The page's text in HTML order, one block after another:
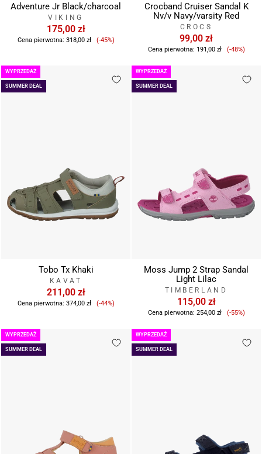
Adventure Jr Black/charcoal
VIKING
175,00 zł
Cena pierwotna: 318,00 zł
Cena
(-45%)
Crocband Cruiser Sandal K
Nv/v Navy/varsity Red
CROCS
99,00 zł
Cena pierwotna: 191,00 zł
Cena
(-48%)
SUMMER DEAL
WYPRZEDAŻ
Tobo Tx Khaki
KAVAT
211,00 zł
Cena pierwotna: 374,00 zł
Cena
(-44%)
SUMMER DEAL
WYPRZEDAŻ
Moss Jump 2 Strap Sandal
Light Lilac
TIMBERLAND
115,00 zł
Cena pierwotna: 254,00 zł
Cena
(-55%)
SUMMER DEAL
WYPRZEDAŻ
SUMMER DEAL
WYPRZEDAŻ